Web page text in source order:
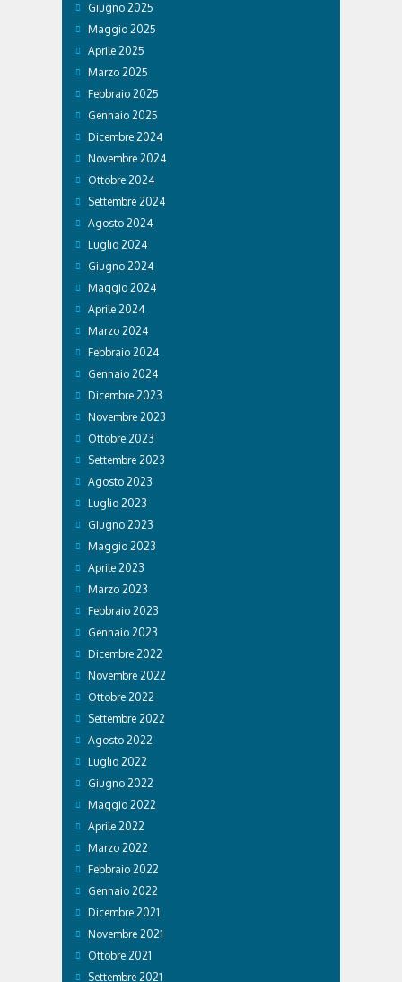
Giugno 2025
Maggio 2025
Aprile 2025
Marzo 2025
Febbraio 2025
Gennaio 2025
Dicembre 2024
Novembre 2024
Ottobre 2024
Settembre 2024
Agosto 2024
Luglio 2024
Giugno 2024
Maggio 2024
Aprile 2024
Marzo 2024
Febbraio 2024
Gennaio 2024
Dicembre 2023
Novembre 2023
Ottobre 2023
Settembre 2023
Agosto 2023
Luglio 2023
Giugno 2023
Maggio 2023
Aprile 2023
Marzo 2023
Febbraio 2023
Gennaio 2023
Dicembre 2022
Novembre 2022
Ottobre 2022
Settembre 2022
Agosto 2022
Luglio 2022
Giugno 2022
Maggio 2022
Aprile 2022
Marzo 2022
Febbraio 2022
Gennaio 2022
Dicembre 2021
Novembre 2021
Ottobre 2021
Settembre 2021